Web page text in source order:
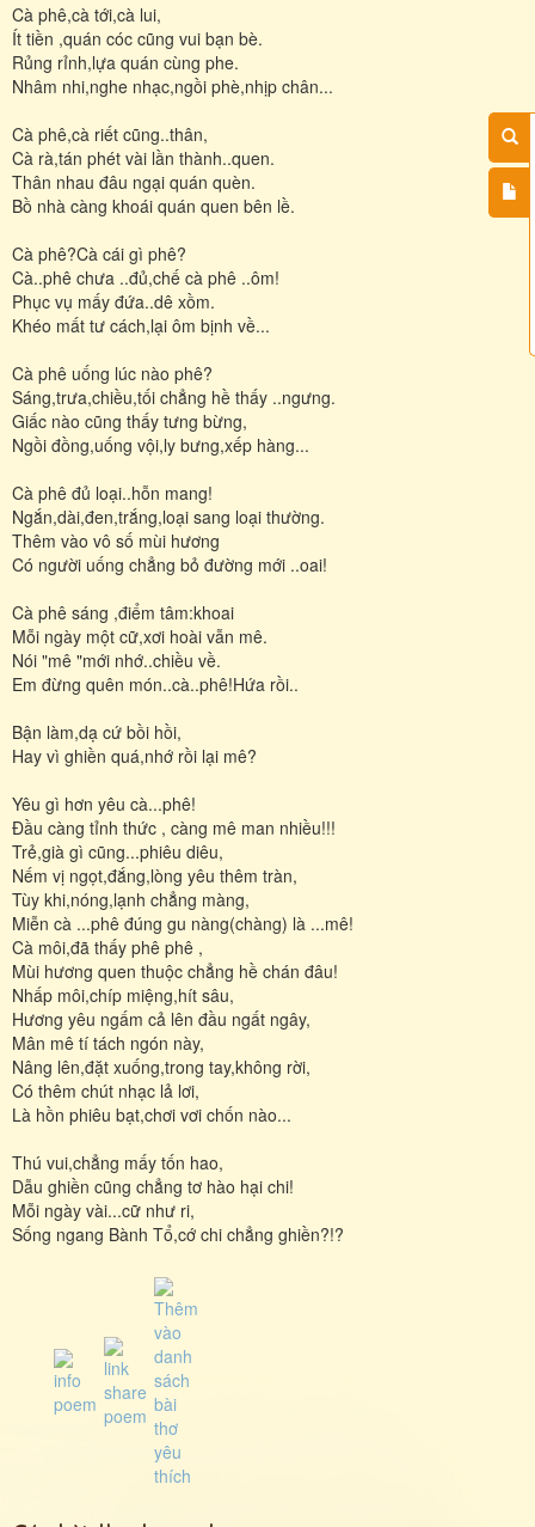
Cà phê,cà tới,cà lui,
Ít tiền ,quán cóc cũng vui bạn bè.
Rủng rỉnh,lựa quán cùng phe.
Nhâm nhi,nghe nhạc,ngồi phè,nhịp chân...
Cà phê,cà riết cũng..thân,
Cà rà,tán phét vài lần thành..quen.
Thân nhau đâu ngại quán quèn.
Bồ nhà càng khoái quán quen bên lề.
Cà phê?Cà cái gì phê?
Cà..phê chưa ..đủ,chế cà phê ..ôm!
Phục vụ mấy đứa..dê xồm.
Khéo mất tư cách,lại ôm bịnh về...
Cà phê uống lúc nào phê?
Sáng,trưa,chiều,tối chẳng hề thấy ..ngưng.
Giấc nào cũng thấy tưng bừng,
Ngồi đồng,uống vội,ly bưng,xếp hàng...
Cà phê đủ loại..hỗn mang!
Ngắn,dài,đen,trắng,loại sang loại thường.
Thêm vào vô số mùi hương
Có người uống chẳng bỏ đường mới ..oai!
Cà phê sáng ,điểm tâm:khoai
Mỗi ngày một cữ,xơi hoài vẫn mê.
Nói "mê "mới nhớ..chiều về.
Em đừng quên món..cà..phê!Hứa rồi..
Bận làm,dạ cứ bồi hồi,
Hay vì ghiền quá,nhớ rồi lại mê?
Yêu gì hơn yêu cà...phê!
Đầu càng tỉnh thức , càng mê man nhiều!!!
Trẻ,già gì cũng...phiêu diêu,
Nếm vị ngọt,đắng,lòng yêu thêm tràn,
Tùy khi,nóng,lạnh chẳng màng,
Miễn cà ...phê đúng gu nàng(chàng) là ...mê!
Cà môi,đã thấy phê phê ,
Mùi hương quen thuộc chẳng hề chán đâu!
Nhấp môi,chíp miệng,hít sâu,
Hương yêu ngấm cả lên đầu ngất ngây,
Mân mê tí tách ngón này,
Nâng lên,đặt xuống,trong tay,không rời,
Có thêm chút nhạc lả lơi,
Là hồn phiêu bạt,chơi vơi chốn nào...
Thú vui,chẳng mấy tốn hao,
Dẫu ghiền cũng chẳng tơ hào hại chi!
Mỗi ngày vài...cữ như ri,
Sống ngang Bành Tổ,cớ chi chẳng ghiền?!?